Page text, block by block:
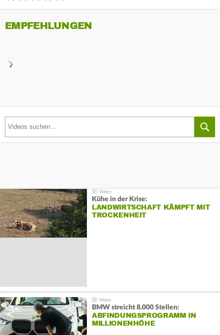
EMPFEHLUNGEN
Kühe in der Krise:
LANDWIRTSCHAFT KÄMPFT MIT
TROCKENHEIT
BMW streicht 8.000 Stellen:
ABFINDUNGSPROGRAMM IN
MILLIONENHÖHE